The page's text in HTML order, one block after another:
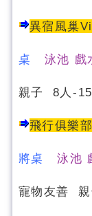
異宿風巢
桌 泳池 戲
親子 8人-
飛行俱樂
將桌 泳池
寵物友善 親